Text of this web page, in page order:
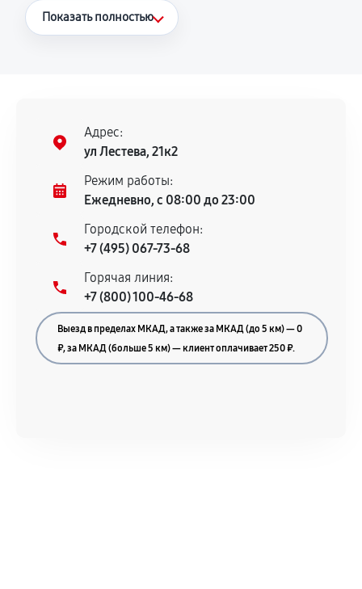
Что считается гарантийным случаем
нормальной эксплуатации в течение
гарантийного срока.
Несоответствие комплектующей заявленным
техническим характеристикам.
Документы для подтверждения
гарантии
Гарантийный талон.
Акт выполненных работ с датой, перечнем
услуг и сроком гарантии.
Показать полностью
Адрес:
ул Лестева, 21к2
Режим работы:
Ежедневно, с 08:00 до 23:00
Городской телефон:
+7 (495) 067-73-68
Горячая линия:
+7 (800) 100-46-68
Выезд в пределах МКАД, а также за МКАД (до 5 км) — 0
₽, за МКАД (больше 5 км) — клиент оплачивает 250 ₽.